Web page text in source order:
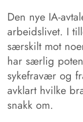
Den nye IA-
arbeidslivet. I
særskilt mot
har særlig
sykefravær og
avklart hvilke
snakk om.